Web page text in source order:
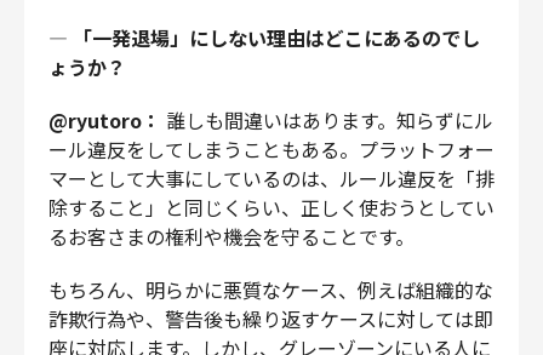
—
「一発退場」にしない理由はどこにあるのでし
ょうか？
@ryutoro： 誰しも間違いはあります。知らずにル
ール違反をしてしまうこともある。プラットフォー
マーとして大事にしているのは、ルール違反を「排
除すること」と同じくらい、正しく使おうとしてい
るお客さまの権利や機会を守ることです。
もちろん、明らかに悪質なケース、例えば組織的な
詐欺行為や、警告後も繰り返すケースに対しては即
座に対応します。しかし、グレーゾーンにいる人に